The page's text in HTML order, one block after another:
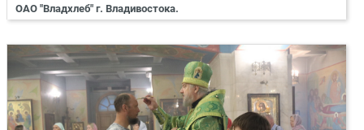
ОАО "Владхлеб" г. Владивостока.